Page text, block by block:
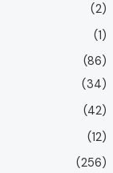
(2)
(1)
(86)
(34)
(42)
(12)
(256)